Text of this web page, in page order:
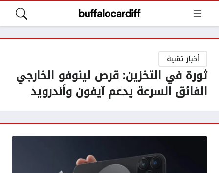
أخبار تقنية
ثورة في التخزين: قرص لينوفو الخارجي
الفائق السرعة يدعم آيفون وأندرويد